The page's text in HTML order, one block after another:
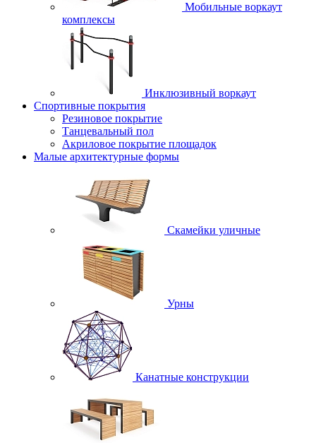
Мобильные воркаут
комплексы
Инклюзивный воркаут
Спортивные покрытия
Резиновое покрытие
Танцевальный пол
Акриловое покрытие площадок
Малые архитектурные формы
Скамейки уличные
Урны
Канатные конструкции